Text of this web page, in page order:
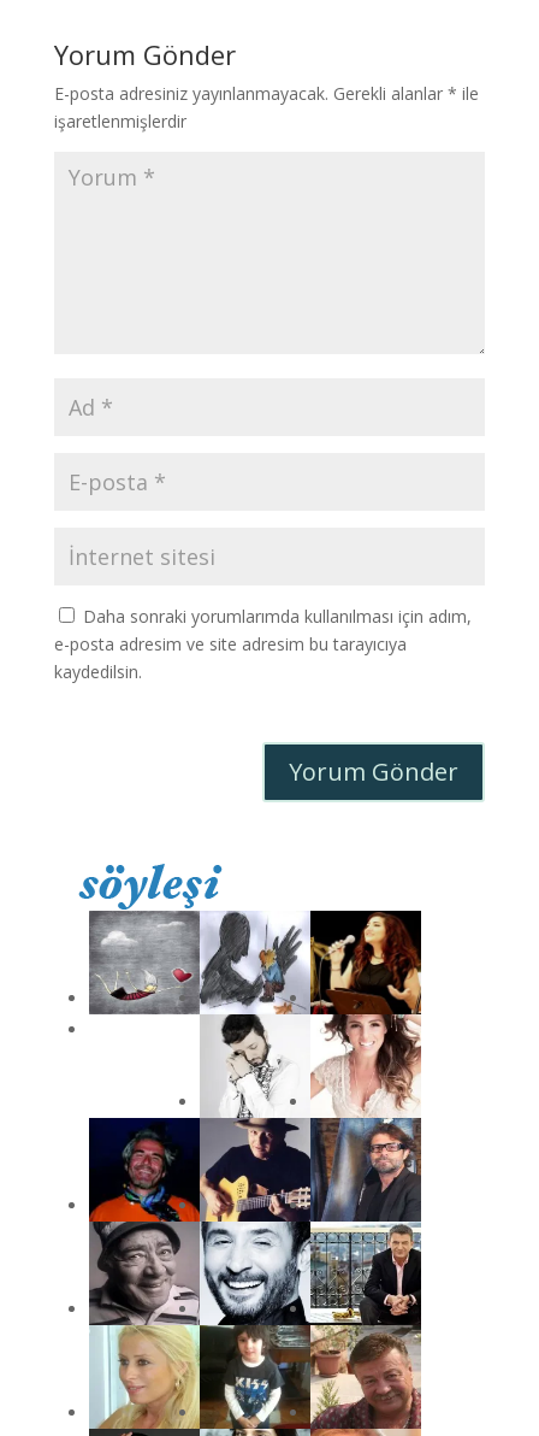
Yorum Gönder
E-posta adresiniz yayınlanmayacak. Gerekli alanlar * ile
işaretlenmişlerdir
Daha sonraki yorumlarımda kullanılması için adım,
e-posta adresim ve site adresim bu tarayıcıya
kaydedilsin.